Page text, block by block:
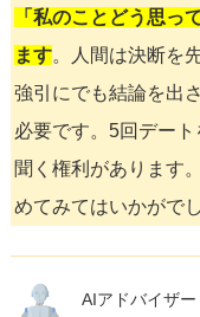
「私のことどう思っ
ます。人間は決断を
強引にでも結論を出
必要です。5回デー
聞く権利があります
めてみてはいかがで
AIアドバイザ